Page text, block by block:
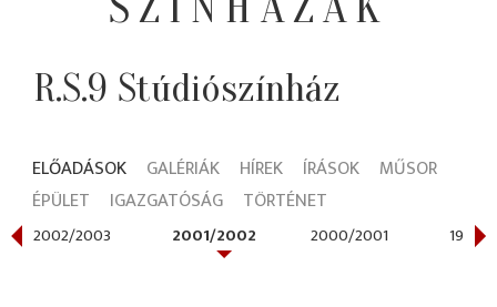
R.S.9 Stúdiószínház
ELŐADÁSOK GALÉRIÁK HÍREK ÍRÁSOK
MŰSOR
ÉPÜLET
IGAZGATÓSÁG TÖRTÉNET
2002/2003 2001/2002 2000/2001 1989/